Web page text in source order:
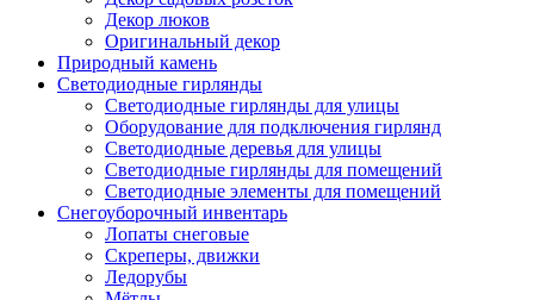
Декор люков
Оригинальный декор
Природный камень
Светодиодные гирлянды
Светодиодные гирлянды для улицы
Оборудование для подключения гирлянд
Светодиодные деревья для улицы
Светодиодные гирлянды для помещений
Светодиодные элементы для помещений
Снегоуборочный инвентарь
Лопаты снеговые
Скреперы, движки
Ледорубы